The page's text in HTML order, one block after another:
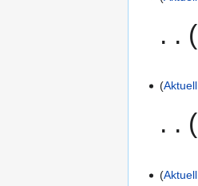
Aktuell
Aktuell